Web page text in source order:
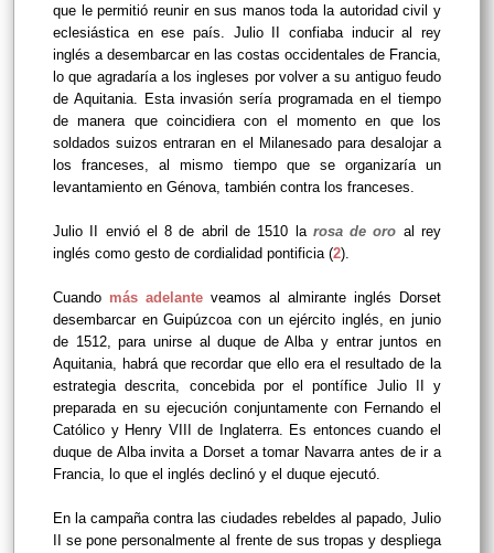
que le permitió reunir en sus manos toda la autoridad civil y
eclesiástica en ese país. Julio II confiaba inducir al rey
inglés a desembarcar en las costas occidentales de Francia,
lo que agradaría a los ingleses por volver a su antiguo feudo
de Aquitania. Esta invasión sería programada en el tiempo
de manera que coincidiera con el momento en que los
soldados suizos entraran en el Milanesado para desalojar a
los franceses, al mismo tiempo que se organizaría un
levantamiento en Génova, también contra los franceses.
Julio II envió el 8 de abril de 1510 la rosa de oro al rey
inglés como gesto de cordialidad pontificia (2).
Cuando más adelante veamos al almirante inglés Dorset
desembarcar en Guipúzcoa con un ejército inglés, en junio
de 1512, para unirse al duque de Alba y entrar juntos en
Aquitania, habrá que recordar que ello era el resultado de la
estrategia descrita, concebida por el pontífice Julio II y
preparada en su ejecución conjuntamente con Fernando el
Católico y Henry VIII de Inglaterra. Es entonces cuando el
duque de Alba invita a Dorset a tomar Navarra antes de ir a
Francia, lo que el inglés declinó y el duque ejecutó.
En la campaña contra las ciudades rebeldes al papado, Julio
II se pone personalmente al frente de sus tropas y despliega